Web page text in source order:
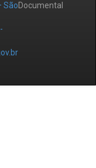
SãoDocumental